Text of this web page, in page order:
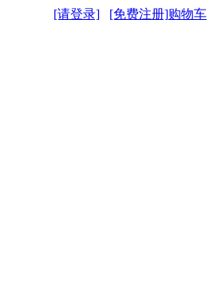
[请登录] [免费注册]购物车